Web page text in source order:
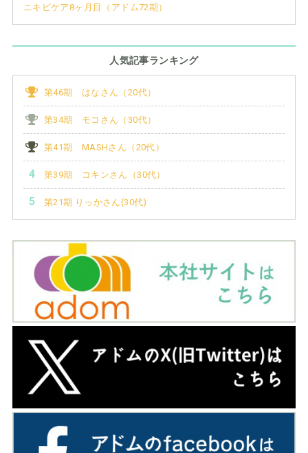
ニキビケア8ヶ月目（アドム72期）
人気記事ランキング
第46期 はなさん（20代）
第34期 モコさん（30代）
第41期 MASHさん（20代）
第39期 コキンさん（30代）
第21期 りっかさん(30代)